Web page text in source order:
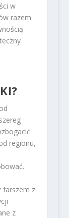
w
razem
regionu,
farszem z
z